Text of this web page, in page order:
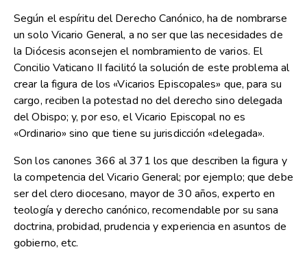
Según el espíritu del Derecho Canónico, ha de nombrarse
un solo Vicario General, a no ser que las necesidades de
la Diócesis aconsejen el nombramiento de varios. El
Concilio Vaticano II facilitó la solución de este problema al
crear la figura de los «Vicarios Episcopales» que, para su
cargo, reciben la potestad no del derecho sino delegada
del Obispo; y, por eso, el Vicario Episcopal no es
«Ordinario» sino que tiene su jurisdicción «delegada».
Son los canones 366 al 371 los que describen la figura y
la competencia del Vicario General; por ejemplo; que debe
ser del clero diocesano, mayor de 30 años, experto en
teología y derecho canónico, recomendable por su sana
doctrina, probidad, prudencia y experiencia en asuntos de
gobierno, etc.